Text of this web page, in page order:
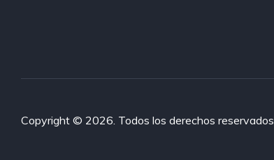
Copyright © 2026. Todos los derechos reservados.